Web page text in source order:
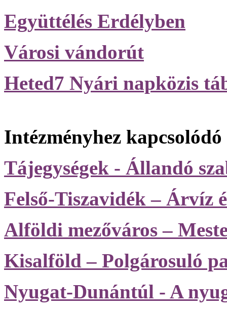
Együttélés Erdélyben
Városi vándorút
Heted7 Nyári napközis
Intézményhez
Tájegységek - Állandó
Felső-Tiszavidék – Árvíz
Alföldi mezőváros –
Kisalföld – Polgárosuló
Nyugat-Dunántúl - A